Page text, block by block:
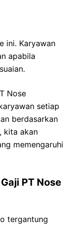
ini. Karyawan
apabila
Nose
setiap
berdasarkan
kita akan
memengaruhi
PT Nose
tergantung